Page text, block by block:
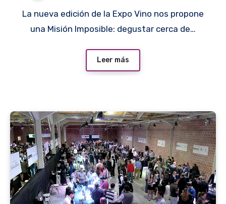
La nueva edición de la Expo Vino nos propone
una Misión Imposible: degustar cerca de…
Leer más